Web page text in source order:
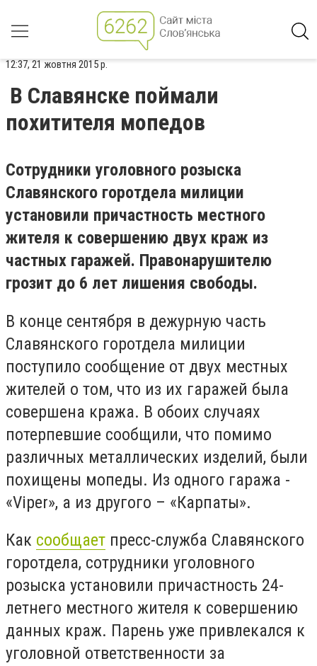
12:37, 21 жовтня 2015 р.
В Славянске поймали
похитителя мопедов
Сотрудники уголовного розыска
Славянского горотдела милиции
установили причастность местного
жителя к совершению двух краж из
частных гаражей. Правонарушителю
грозит до 6 лет лишения свободы.
В конце сентября в дежурную часть
Славянского горотдела милиции
поступило сообщение от двух местных
жителей о том, что из их гаражей была
совершена кража. В обоих случаях
потерпевшие сообщили, что помимо
различных металлических изделий, были
похищены мопеды. Из одного гаража -
«Viper», а из другого – «Карпаты».
Как сообщает пресс-служба Славянского
горотдела, сотрудники уголовного
розыска установили причастность 24-
летнего местного жителя к совершению
данных краж. Парень уже привлекался к
уголовной ответственности за